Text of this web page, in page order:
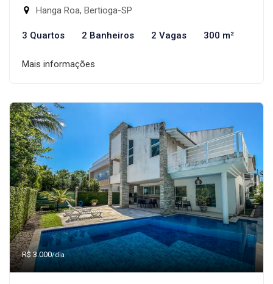
Hanga Roa, Bertioga-SP
3 Quartos 2 Banheiros 2 Vagas 300 m²
Mais informações
R$ 3.000/dia